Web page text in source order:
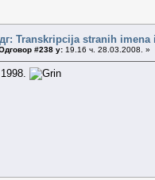
Transkripcija stranih imena
#238 у: 19.16 ч. 28.03.2008. »